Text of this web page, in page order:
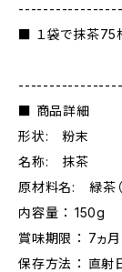
■ １袋で抹茶75
■ 商品詳細
形状: 粉末
名称: 抹茶
原材料名: 緑茶（
内容量 ： 150g
賞味期限 ： 7ヵ月
保存方法 ： 直射